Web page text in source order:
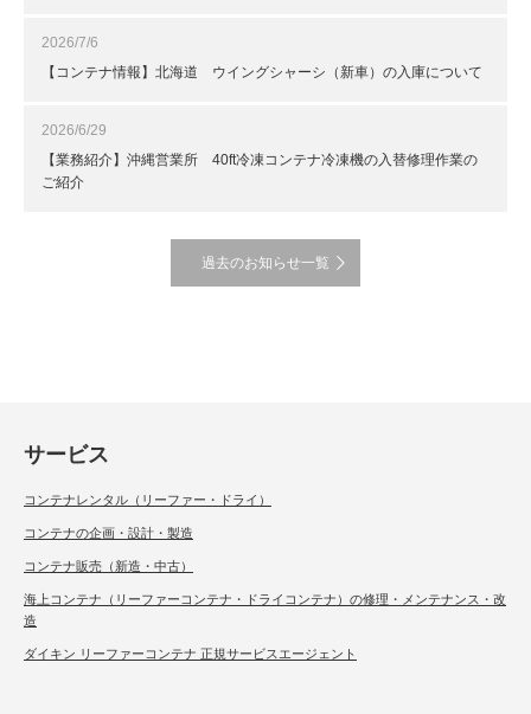
2026/7/6
【コンテナ情報】北海道 ウイングシャーシ（新車）の入庫について
2026/6/29
【業務紹介】沖縄営業所 40ft冷凍コンテナ冷凍機の入替修理作業の
ご紹介
過去のお知らせ一覧
サービス
コンテナレンタル（リーファー・ドライ）
コンテナの企画・設計・製造
コンテナ販売（新造・中古）
海上コンテナ（リーファーコンテナ・ドライコンテナ）の修理・メンテナンス・改
造
ダイキン リーファーコンテナ 正規サービスエージェント